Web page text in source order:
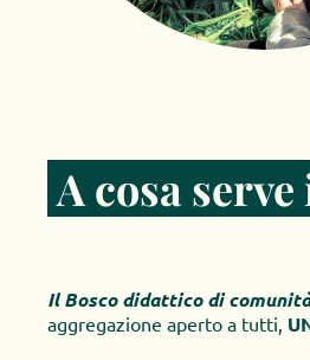
A cosa
Il Bosco didattico di comunità
aggregazione aperto a tutti,